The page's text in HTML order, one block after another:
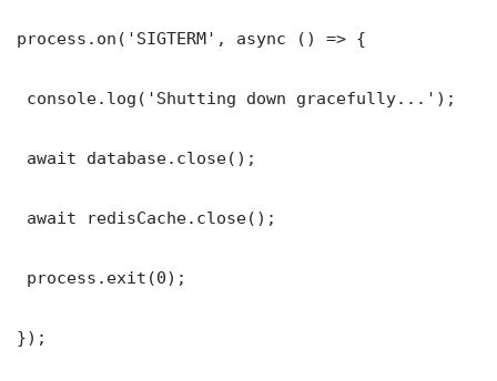
process.on('SIGTERM', async () => {
console.log('Shutting down gracefully...');
await database.close();
await redisCache.close();
process.exit(0);
});